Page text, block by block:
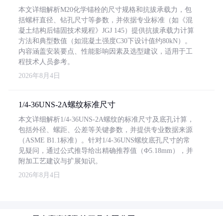
本文详细解析M20化学锚栓的尺寸规格和抗拔承载力，包
括螺杆直径、钻孔尺寸等参数，并依据专业标准（如《混
凝土结构后锚固技术规程》JGJ 145）提供抗拔承载力计算
方法和典型数值（如混凝土强度C30下设计值约80kN）。
内容涵盖安装要点、性能影响因素及选型建议，适用于工
程技术人员参考。
2026年8月4日
1/4-36UNS-2A螺纹标准尺寸
本文详细解析1/4-36UNS-2A螺纹的标准尺寸及底孔计算，
包括外径、螺距、公差等关键参数，并提供专业数据来源
（ASME B1.1标准）。针对1/4-36UNS螺纹底孔尺寸的常
见疑问，通过公式推导给出精确推荐值（Φ5.18mm），并
附加工艺建议与扩展知识。
2026年8月4日